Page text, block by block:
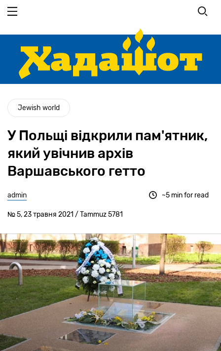
основного
Jewish world
У Польщі відкрили пам'ятник,
який увічнив архів
Варшавського гетто
admin
№ 5, 23 травня 2021 / Tammuz 5781
~5 min for read